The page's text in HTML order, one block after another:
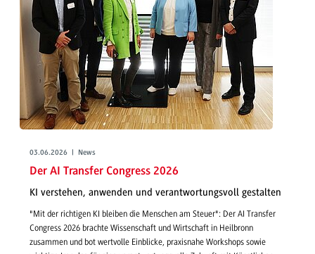
03.06.2026 | News
Der AI Transfer Congress 2026
KI verstehen, anwenden und verantwortungsvoll gestalten
"Mit der richtigen KI bleiben die Menschen am Steuer": Der AI Transfer
Congress 2026 brachte Wissenschaft und Wirtschaft in Heilbronn
zusammen und bot wertvolle Einblicke, praxisnahe Workshops sowie